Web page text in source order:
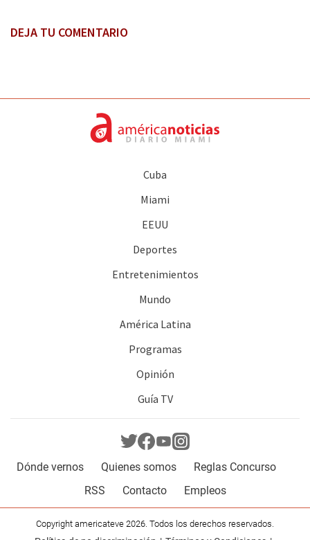
DEJA TU COMENTARIO
Cuba
Miami
EEUU
Deportes
Entretenimientos
Mundo
América Latina
Programas
Opinión
Guía TV
Dónde vernos Quienes somos
Reglas Concurso
RSS
Contacto Empleos
Copyright americateve 2026. Todos los derechos reservados.